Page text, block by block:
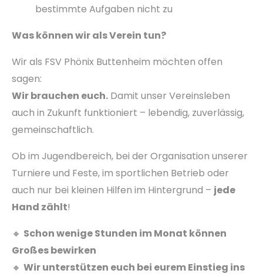
bestimmte Aufgaben nicht zu
Was können wir als Verein tun?
Wir als FSV Phönix Buttenheim möchten offen
sagen:
Wir brauchen euch. Damit unser Vereinsleben
auch in Zukunft funktioniert – lebendig, zuverlässig,
gemeinschaftlich.
Ob im Jugendbereich, bei der Organisation unserer
Turniere und Feste, im sportlichen Betrieb oder
auch nur bei kleinen Hilfen im Hintergrund – jede
Hand zählt!
🔸 Schon wenige Stunden im Monat können
Großes bewirken
🔸 Wir unterstützen euch bei eurem Einstieg ins